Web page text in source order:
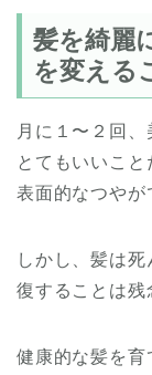
髪を綺麗
を変える
月に１〜２回、
とてもいいこと
表面的なつやが
しかし、髪は
復することは残
健康的な髪を育